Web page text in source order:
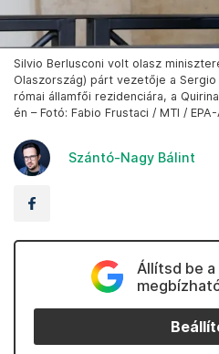
Silvio Berlusconi volt olasz
Olaszország) párt vezetője a
római államfői rezidenciára, a
én – Fotó: Fabio Frustaci / MTI / EPA-
Szántó-Nagy Bálint
Állítsd be